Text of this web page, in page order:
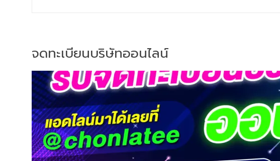
จดทะเบียนบริษัทออนไลน์